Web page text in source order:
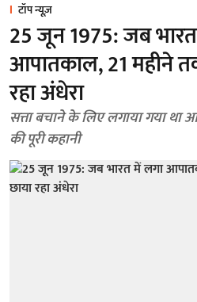
टॉप न्यूज़
25 जून 1975: जब
आपातकाल, 21 महीने
रहा अंधेरा
सत्ता बचाने के लिए लगाया गया था
की पूरी कहानी